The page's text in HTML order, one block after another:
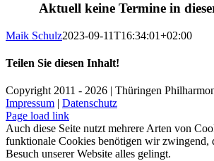
Aktuell keine Termine in
Maik Schulz2023-09-11T16:34:01+02:00
Teilen Sie diesen Inhalt!
Facebook
X
LinkedIn
E-
Mail
Copyright 2011 - 2026 | Thüringen
Impressum | Datenschutz
Facebook
Instagram
WhatsApp
YouTube
E-
Mail
Telefon
Page load link
Auch diese Seite nutzt mehrere Arten von
funktionale Cookies benötigen wir zwingend,
Besuch unserer Website alles gelingt.